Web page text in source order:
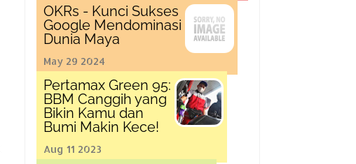
OKRs - Kunci Sukses
Google Mendominasi
Dunia Maya
May 29 2024
Pertamax Green 95:
BBM Canggih yang
Bikin Kamu dan
Bumi Makin Kece!
Aug 11 2023